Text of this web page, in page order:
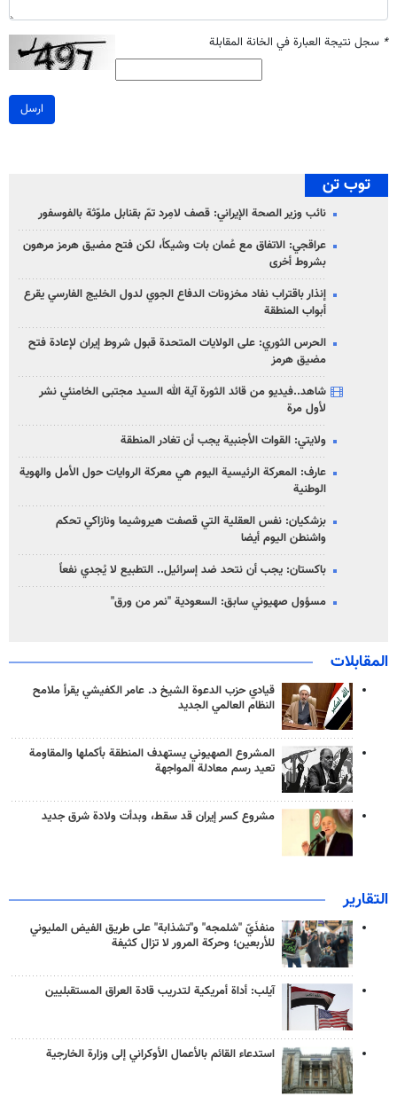
* سجل نتيجة العبارة في الخانة المقابلة
ارسل
توب تن
نائب وزير الصحة الإيراني: قصف لامِرد تمّ بقنابل ملوّثة بالفوسفور
عراقجي: الاتفاق مع عُمان بات وشيكاً، لكن فتح مضيق هرمز مرهون
بشروط أخرى
إنذار باقتراب نفاد مخزونات الدفاع الجوي لدول الخليج الفارسي يقرع
أبواب المنطقة
الحرس الثوري: على الولايات المتحدة قبول شروط إيران لإعادة فتح
مضيق هرمز
شاهد..فيديو من قائد الثورة آية الله السيد مجتبى الخامنئي نشر
لأول مرة
ولايتي: القوات الأجنبية يجب أن تغادر المنطقة
عارف: المعركة الرئيسية اليوم هي معركة الروايات حول الأمل والهوية
الوطنية
بزشكيان: نفس العقلية التي قصفت هيروشيما ونازاكي تحكم
واشنطن اليوم أيضا
باكستان: يجب أن نتحد ضد إسرائيل.. التطبيع لا يُجدي نفعاً
مسؤول صهيوني سابق: السعودية "نمر من ورق"
المقابلات
قيادي حزب الدعوة الشيخ د. عامر الكفيشي يقرأ ملامح
النظام العالمي الجديد
المشروع الصهيوني يستهدف المنطقة بأكملها والمقاومة
تعيد رسم معادلة المواجهة
مشروع كسر إيران قد سقط، وبدأت ولادة شرق جديد
التقارير
منفذَيّ "شلمجه" و"تشذابة" على طريق الفيض المليوني
للأربعين؛ وحركة المرور لا تزال كثيفة
آيلب: أداة أمريكية لتدريب قادة العراق المستقبليين
استدعاء القائم بالأعمال الأوكراني إلى وزارة الخارجية